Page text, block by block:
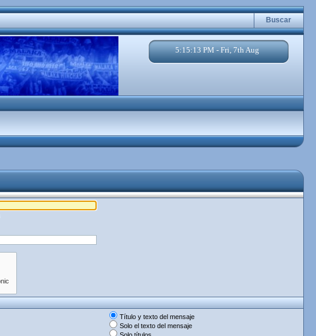
Buscar
5:15:13 PM - Fri, 7th Aug
Título y texto del mensaje
Solo el texto del mensaje